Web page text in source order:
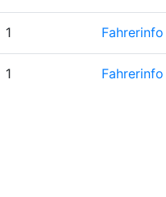
1 Fahrerinfo
1 Fahrerinfo